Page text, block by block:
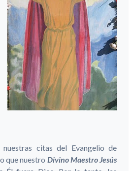
nuestras citas del Evangelio de
que nuestro Divino Maestro Jesús